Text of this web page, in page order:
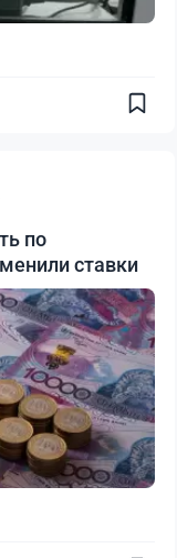
по
ставки